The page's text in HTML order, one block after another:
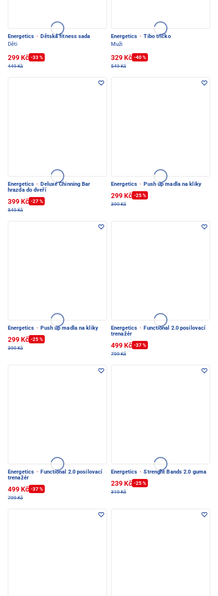
Energetics · Dětská fitness sada
Děti
299 Kč -33 %
449 Kč
Energetics · Tibo tričko
Muži
329 Kč -40 %
549 Kč
Energetics · Deluxe Chinning Bar
hrazda do dveří
399 Kč -27 %
549 Kč
Energetics · Push up madla na kliky
299 Kč -25 %
399 Kč
Energetics · Push up madla na kliky
299 Kč -25 %
399 Kč
Energetics · Functional 2.0 posilovací
trenažér
499 Kč -37 %
799 Kč
Energetics · Functional 2.0 posilovací
trenažér
499 Kč -37 %
799 Kč
Energetics · Strenght Bands 2.0 guma
239 Kč -25 %
319 Kč